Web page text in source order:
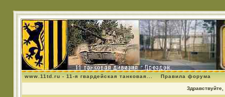
www.11td.ru - 11-я гвардейская танковая... Правила форума
Здравствуйте,